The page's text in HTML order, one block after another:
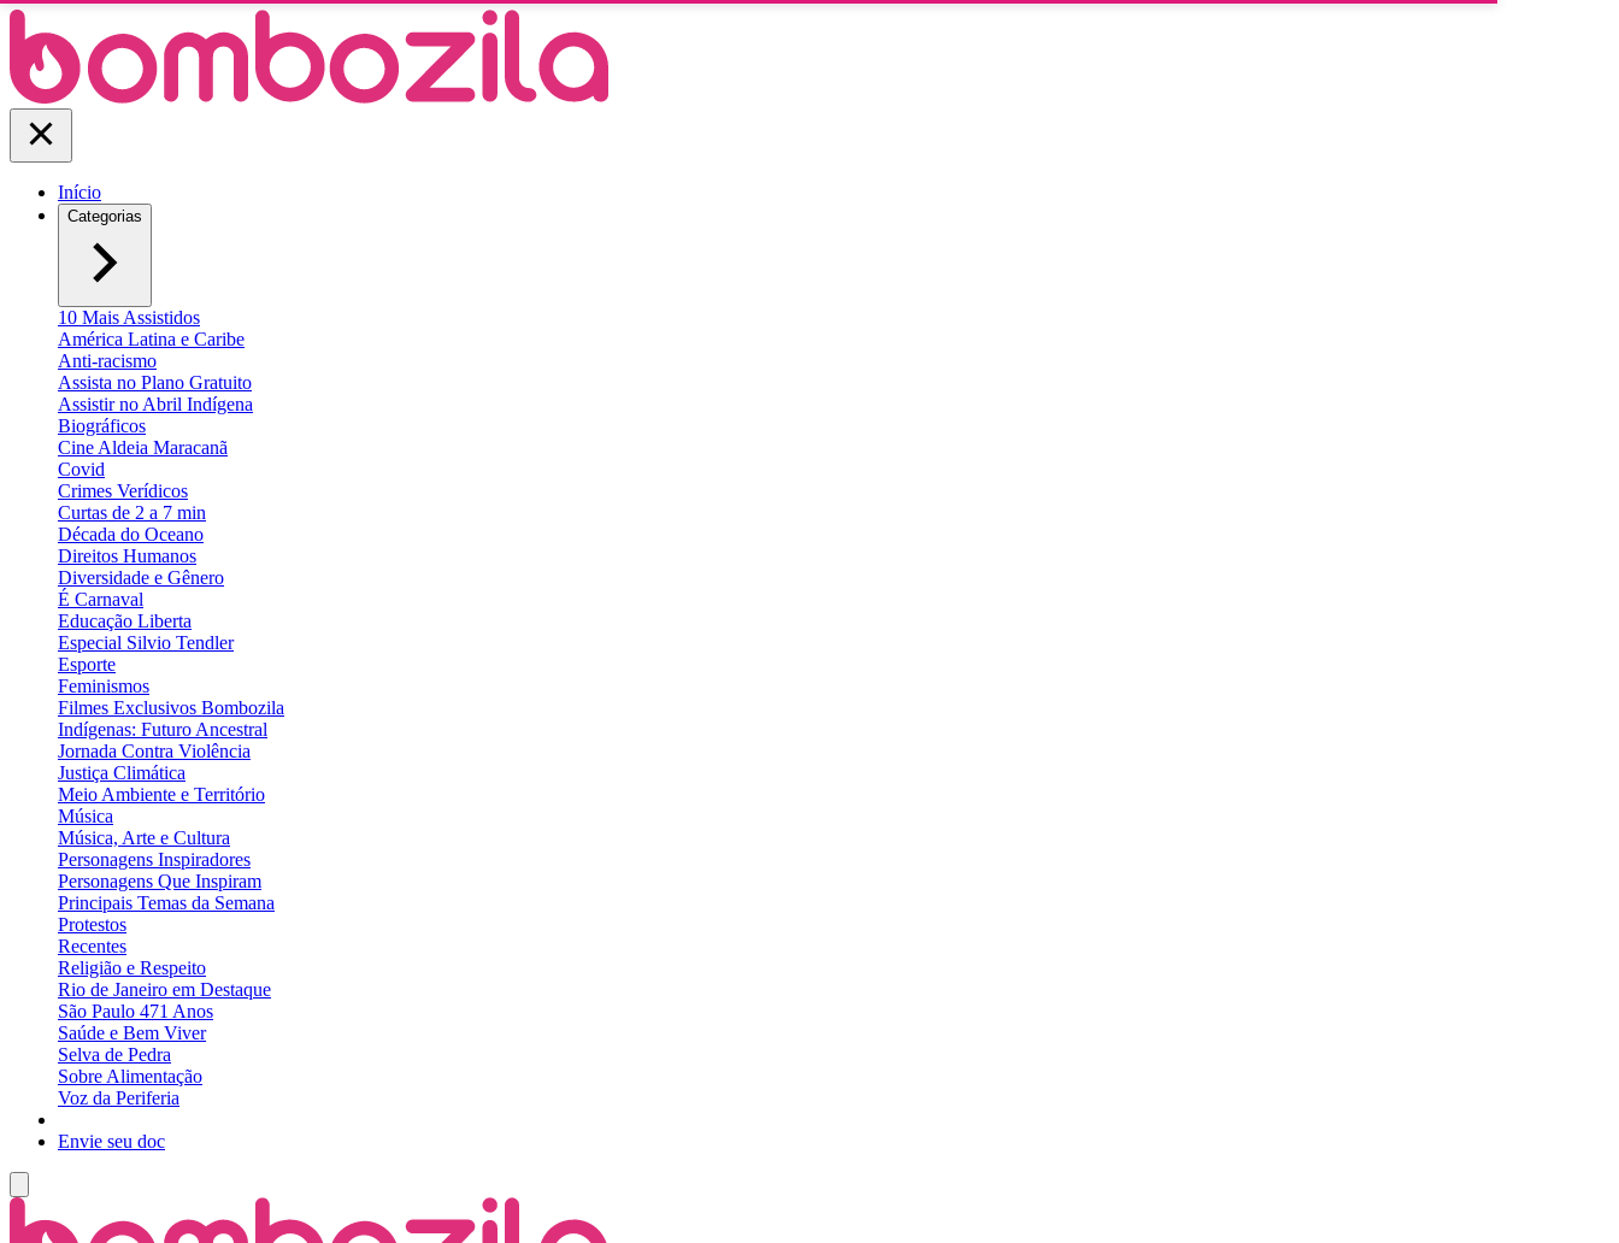
Início
Categorias
10 Mais Assistidos
América Latina e Caribe
Anti-racismo
Assista no Plano Gratuito
Assistir no Abril Indígena
Biográficos
Cine Aldeia Maracanã
Covid
Crimes Verídicos
Curtas de 2 a 7 min
Década do Oceano
Direitos Humanos
Diversidade e Gênero
É Carnaval
Educação Liberta
Especial Silvio Tendler
Esporte
Feminismos
Filmes Exclusivos Bombozila
Indígenas: Futuro Ancestral
Jornada Contra Violência
Justiça Climática
Meio Ambiente e Território
Música
Música, Arte e Cultura
Personagens Inspiradores
Personagens Que Inspiram
Principais Temas da Semana
Protestos
Recentes
Religião e Respeito
Rio de Janeiro em Destaque
São Paulo 471 Anos
Saúde e Bem Viver
Selva de Pedra
Sobre Alimentação
Voz da Periferia
Envie seu doc